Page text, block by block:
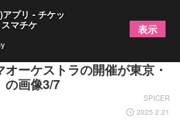
ク』を大スクリーン＆生演奏
ーケストラの開催が東京・
画像3/7
SPICER
2025.2.21
プリ - チケッ
マチケ 表示